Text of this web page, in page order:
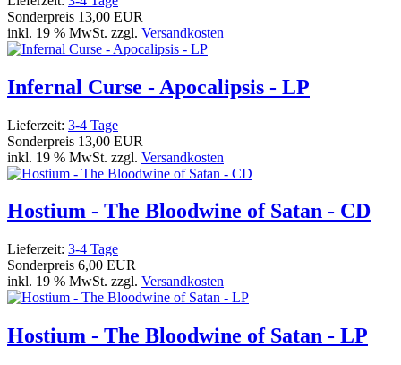
Sonderpreis 13,00 EUR
inkl. 19 % MwSt. zzgl. Versandkosten
Infernal Curse - Apocalipsis - LP
Lieferzeit: 3-4 Tage
Sonderpreis 13,00 EUR
inkl. 19 % MwSt. zzgl. Versandkosten
Hostium - The Bloodwine of Satan - CD
Lieferzeit: 3-4 Tage
Sonderpreis 6,00 EUR
inkl. 19 % MwSt. zzgl. Versandkosten
Hostium - The Bloodwine of Satan - LP